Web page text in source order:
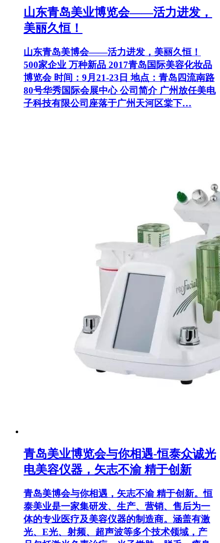
山东青岛美业博览会——活力进发，
美丽久恒！
山东青岛美博会——活力进发，美丽久恒！
500家企业 万种新品 2017青岛国际美容化妆品
博览会 时间：9月21-23日 地点：青岛四流南路
80号华秀国际会展中心 公司简介 广州放任美电
子科技有限公司座落于广州天河区棠下…
青岛美业博览会与你相遇-恒泰众诚光
电美容仪器，矢志不渝 精于创新
青岛美博会与你相遇，矢志不渝 精于创新。恒
泰美业是一家集研发、生产、营销、售后为一
体的专业医疗及美容仪器的制造商。涵盖有激
光、E光、射频、超声波等多个技术领域，产